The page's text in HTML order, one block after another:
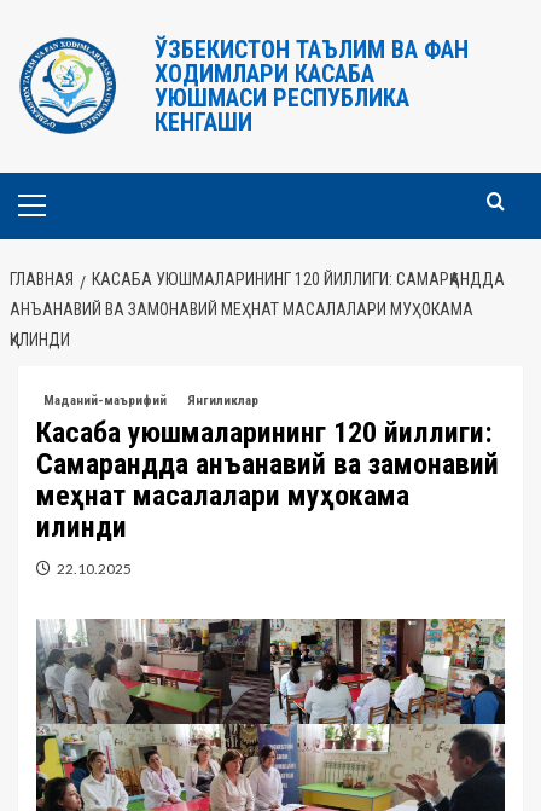
содержимому
ЎЗБЕКИСТОН ТАЪЛИМ ВА ФАН
ХОДИМЛАРИ КАСАБА
УЮШМАСИ РЕСПУБЛИКА
КЕНГАШИ
Основное
ГЛАВНАЯ
КАСАБА УЮШМАЛАРИНИНГ 120 ЙИЛЛИГИ: САМАРҚАНДДА
АНЪАНАВИЙ ВА ЗАМОНАВИЙ МЕҲНАТ МАСАЛАЛАРИ МУҲОКАМА
ҚИЛИНДИ
Маданий-маърифий Янгиликлар
Касаба уюшмаларининг 120 йиллиги:
Самарқандда анъанавий ва замонавий
меҳнат масалалари муҳокама
қилинди
22.10.2025